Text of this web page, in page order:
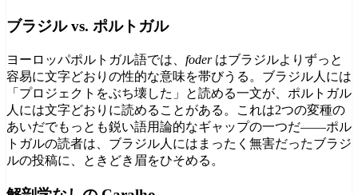
ブラジル vs. ポルトガル
ヨーロッパポルトガル語では、 foderはブラジルよりずっと
容易に文字どおりの性的な意味を帯びうる。ブラジル人には
「プロジェクトをぶち壊した」と読める一文が、ポルトガル
人には文字どおりに読めることがある。これは2つの変種の
あいだでもっとも鋭い語用論的なギャップの一つだ——ポル
トガルの読者は、ブラジル人にはまったく無害だったブラジ
ルの投稿に、ときどき眉をひそめる。